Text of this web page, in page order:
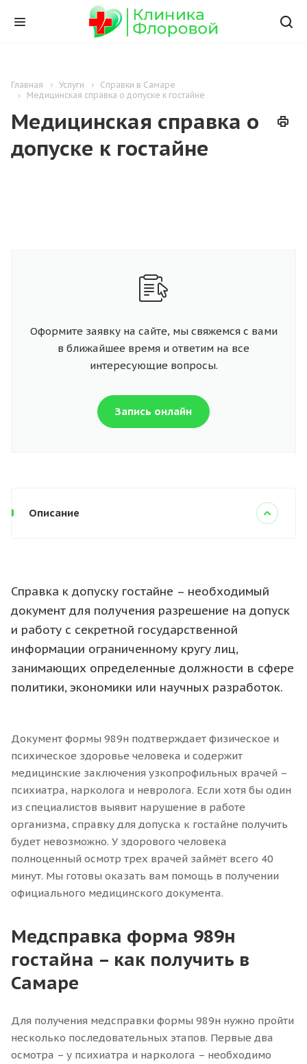
Главная Услуги
Справки в Самаре
Медицинская справка о допуске к гостайне
Медицинская справка о
допуске к гостайне
Оформите заявку на сайте, мы свяжемся с вами
в ближайшее время и ответим на все
интересующие вопросы.
Запись онлайн
Описание
Справка к допуску гостайне – необходимый
документ для получения разрешение на допуск
и работу с секретной государственной
информации ограниченному кругу лиц,
занимающих определенные должности в сфере
политики, экономики или научных разработок.
Документ формы 989н подтверждает физическое и
психическое здоровье человека и содержит
медицинские заключения узкопрофильных врачей –
психиатра, нарколога и невролога. Если хотя бы один
из специалистов выявит нарушение в работе
организма, справку для допуска к гостайне получить
будет невозможно. У здорового человека
полноценный осмотр трех врачей займёт всего 40
минут. Мы готовы оказать вам помощь в получении
официального медицинского документа.
Медсправка форма 989н
гостайна – как получить в
Самаре
Для получения медсправки формы 989н нужно пройти
несколько последовательных этапов. Первые два
осмотра – у психиатра и нарколога – необходимо